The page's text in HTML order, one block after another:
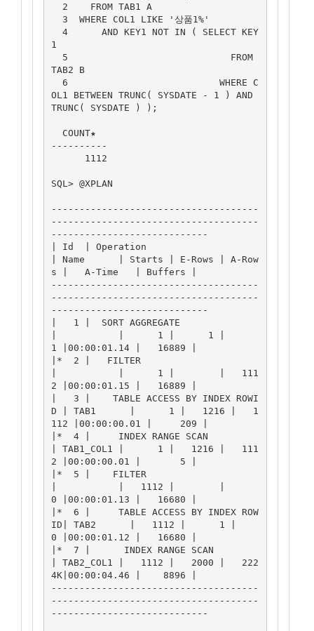
1
TAB2 B
OL1 BETWEEN TRUNC( SYSDATE - 1 ) AND
TRUNC( SYSDATE ) );
----------
SQL> @XPLAN
-------------------------------------
-------------------------------------
----------------------------
| Id  | Operation
| Name      | Starts | E-Rows | A-Row
s |   A-Time   | Buffers |
-------------------------------------
-------------------------------------
----------------------------
|   1 |  SORT AGGREGATE
|           |      1 |      1 |
1 |00:00:01.14 |   16889 |
|*  2 |   FILTER
|           |      1 |        |   111
2 |00:00:01.15 |   16889 |
|   3 |    TABLE ACCESS BY INDEX ROWI
D | TAB1      |      1 |   1216 |   1
112 |00:00:00.01 |     209 |
|*  4 |     INDEX RANGE SCAN
| TAB1_COL1 |      1 |   1216 |   111
2 |00:00:00.01 |       5 |
|*  5 |    FILTER
|           |   1112 |        |
0 |00:00:01.13 |   16680 |
|*  6 |     TABLE ACCESS BY INDEX ROW
ID| TAB2      |   1112 |      1 |
0 |00:00:01.12 |   16680 |
|*  7 |      INDEX RANGE SCAN
| TAB2_COL1 |   1112 |   2000 |   222
4K|00:00:04.46 |    8896 |
-------------------------------------
-------------------------------------
----------------------------